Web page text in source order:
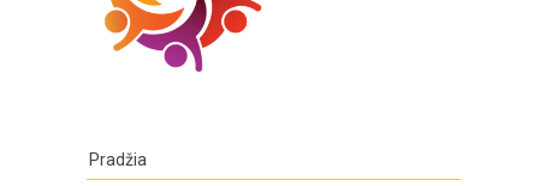
Pradžia